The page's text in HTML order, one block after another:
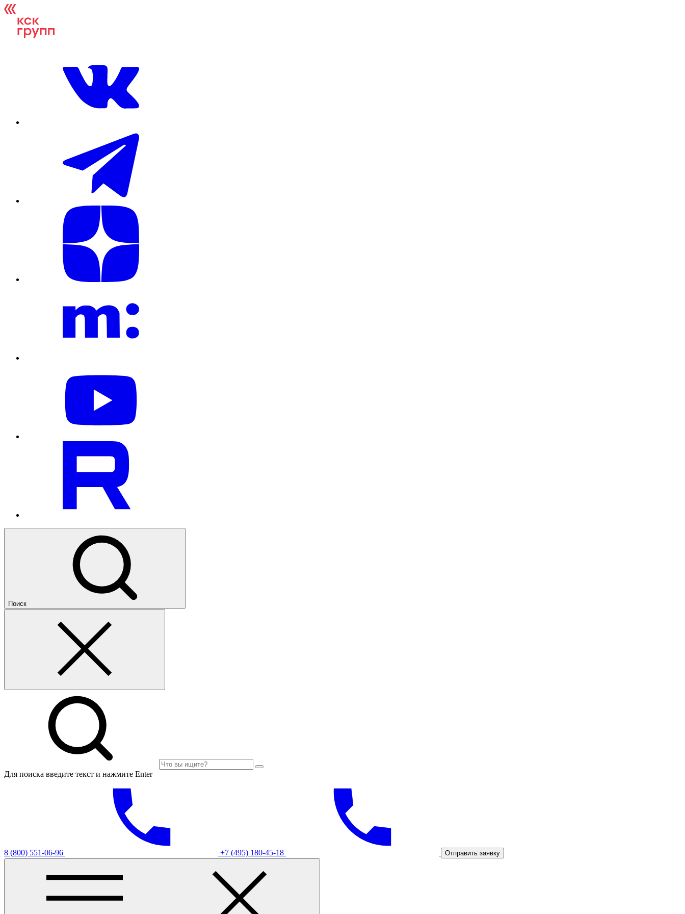
Поиск
Для поиска введите текст и нажмите Enter
8 (800) 551-06-96 +7 (495) 180-45-18 Отправить заявку